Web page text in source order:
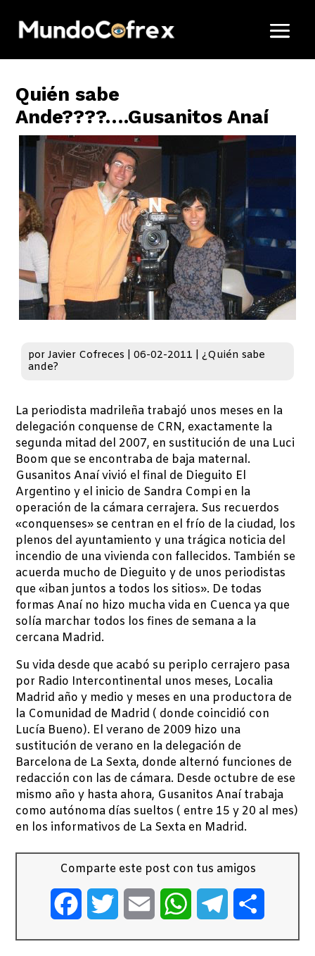
Quién sabe
Ande????….Gusanitos Anaí
porJavier Cofreces |06-02-2011 |¿Quién sabe
ande?
La periodista madrileña trabajó unos meses en la
delegación conquense de CRN, exactamente la
segunda mitad del 2007, en sustitución de una Luci
Boom que se encontraba de baja maternal.
Gusanitos Anaí vivió el final de Dieguito El
Argentino y el inicio de Sandra Compi en la
operación de la cámara cerrajera. Sus recuerdos
«conquenses» se centran en el frío de la ciudad, los
plenos del ayuntamiento y una trágica noticia del
incendio de una vivienda con fallecidos. También se
acuerda mucho de Dieguito y de unos periodistas
que «iban juntos a todos los sitios». De todas
formas Anaí no hizo mucha vida en Cuenca ya que
solía marchar todos los fines de semana a la
cercana Madrid.
Su vida desde que acabó su periplo cerrajero pasa
por Radio Intercontinental unos meses, Localia
Madrid año y medio y meses en una productora de
la Comunidad de Madrid ( donde coincidió con
Lucía Bueno). El verano de 2009 hizo una
sustitución de verano en la delegación de
Barcelona de La Sexta, donde alternó funciones de
redacción con las de cámara. Desde octubre de ese
mismo año y hasta ahora, Gusanitos Anaí trabaja
como autónoma días sueltos ( entre 15 y 20 al mes)
en los informativos de La Sexta en Madrid.
Comparte este post con tus amigos
FacebookTwitter Email WhatsAppTelegram